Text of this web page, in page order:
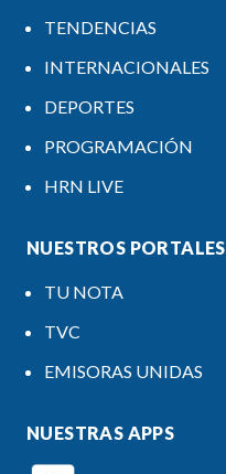
TENDENCIAS
INTERNACIONALES
DEPORTES
PROGRAMACIÓN
HRN LIVE
NUESTROS PORTALES
TU NOTA
TVC
EMISORAS UNIDAS
NUESTRAS APPS